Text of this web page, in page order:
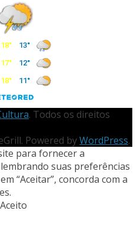
. Todos os direitos
Powered byWordPress.
para fornecer a
suas preferências
“Aceitar”, concorda com a
Aceito